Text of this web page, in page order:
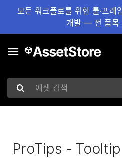
모든 워크플로를 위한 툴·프레
개발 — 전 품목
에셋 검색
ProTips -